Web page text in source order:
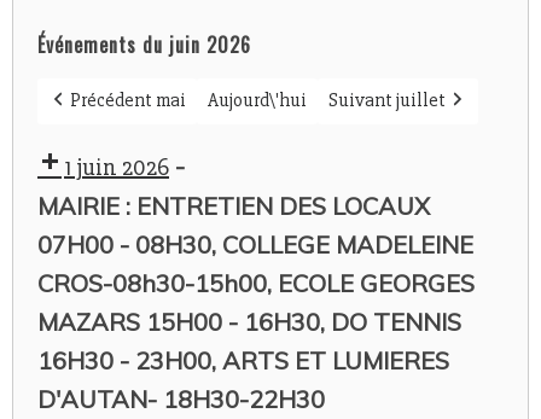
Événements du juin 2026
Précédent mai Aujourd\'hui Suivant juillet
1 juin 2026 -
MAIRIE : ENTRETIEN DES LOCAUX
07H00 - 08H30, COLLEGE MADELEINE
CROS-08h30-15h00, ECOLE GEORGES
MAZARS 15H00 - 16H30, DO TENNIS
16H30 - 23H00, ARTS ET LUMIERES
D'AUTAN- 18H30-22H30